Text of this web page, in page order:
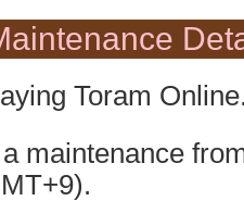
Toram
maintenance